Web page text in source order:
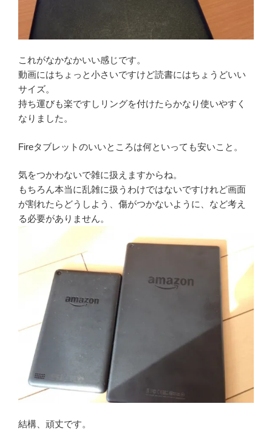
これがなかなかいい感じです。
動画にはちょっと小さいですけど読書にはちょうどいい
サイズ。
持ち運びも楽ですしリングを付けたらかなり使いやすく
なりました。
Fireタブレットのいいところは何といっても安いこと。
気をつかわないで雑に扱えますからね。
もちろん本当に乱雑に扱うわけではないですけれど画面
が割れたらどうしよう、傷がつかないように、など考え
る必要がありません。
結構、頑丈です。